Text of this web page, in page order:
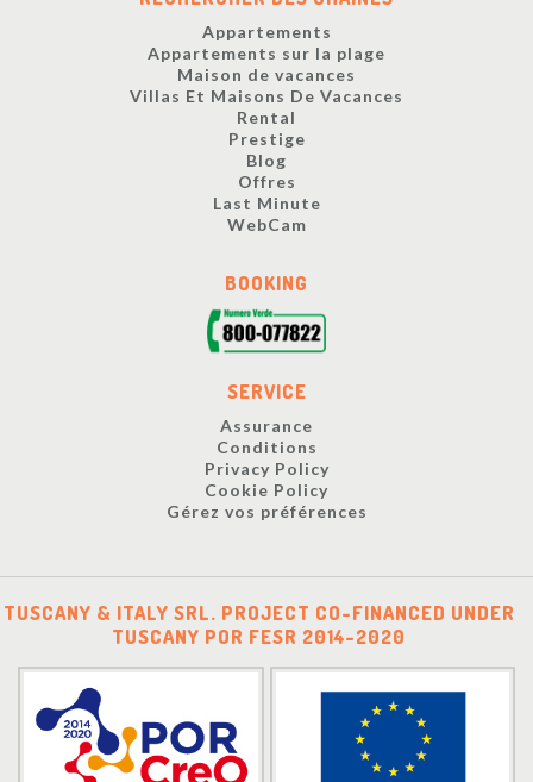
Appartements
Appartements sur la plage
Maison de vacances
Villas Et Maisons De Vacances
Rental
Prestige
Blog
Offres
Last Minute
WebCam
BOOKING
SERVICE
Assurance
Conditions
Privacy Policy
Cookie Policy
Gérez vos préférences
TUSCANY & ITALY SRL. PROJECT CO-FINANCED UNDER
TUSCANY POR FESR 2014-2020